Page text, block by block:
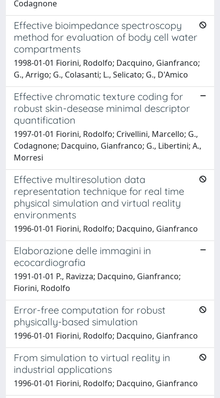
Codagnone
Effective bioimpedance spectroscopy
method for evaluation of body cell water
compartments
1998-01-01 Fiorini, Rodolfo; Dacquino, Gianfranco;
G., Arrigo; G., Colasanti; L., Selicato; G., D'Amico
Effective chromatic texture coding for
robust skin-desease minimal descriptor
quantification
1997-01-01 Fiorini, Rodolfo; Crivellini, Marcello; G.,
Codagnone; Dacquino, Gianfranco; G., Libertini; A.,
Morresi
Effective multiresolution data
representation technique for real time
physical simulation and virtual reality
environments
1996-01-01 Fiorini, Rodolfo; Dacquino, Gianfranco
Elaborazione delle immagini in
ecocardiografia
1991-01-01 P., Ravizza; Dacquino, Gianfranco;
Fiorini, Rodolfo
Error-free computation for robust
physically-based simulation
1996-01-01 Fiorini, Rodolfo; Dacquino, Gianfranco
From simulation to virtual reality in
industrial applications
1996-01-01 Fiorini, Rodolfo; Dacquino, Gianfranco